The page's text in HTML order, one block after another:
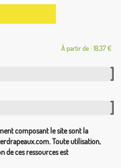
À partir de : 18,37 €
composant le site sont la
Toute utilisation,
de ces ressources est